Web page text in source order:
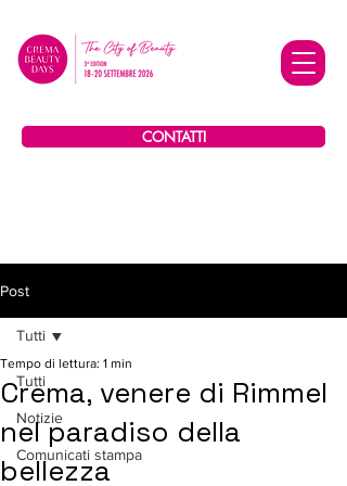
CONTATTI
Post
Tutti
Notizie
Comunicati stampa
Tutti
Crema, venere di Rimmel
nel paradiso della
bellezza
Tempo di lettura: 1 min